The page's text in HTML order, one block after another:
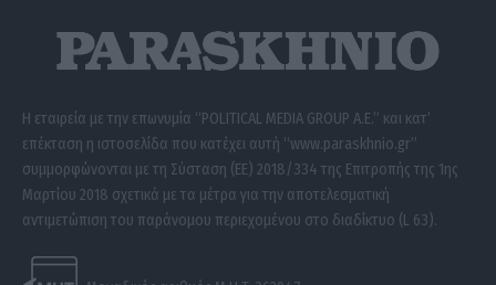
Η εταιρεία με την επωνυμία “POLITICAL MEDIA GROUP A.E.” και κατ’
επέκταση η ιστοσελίδα που κατέχει αυτή “www.paraskhnio.gr”
συμμορφώνονται με τη Σύσταση (ΕΕ) 2018/334 της Επιτροπής της 1ης
Μαρτίου 2018 σχετικά με τα μέτρα για την αποτελεσματική
αντιμετώπιση του παράνομου περιεχομένου στο διαδίκτυο (L 63).